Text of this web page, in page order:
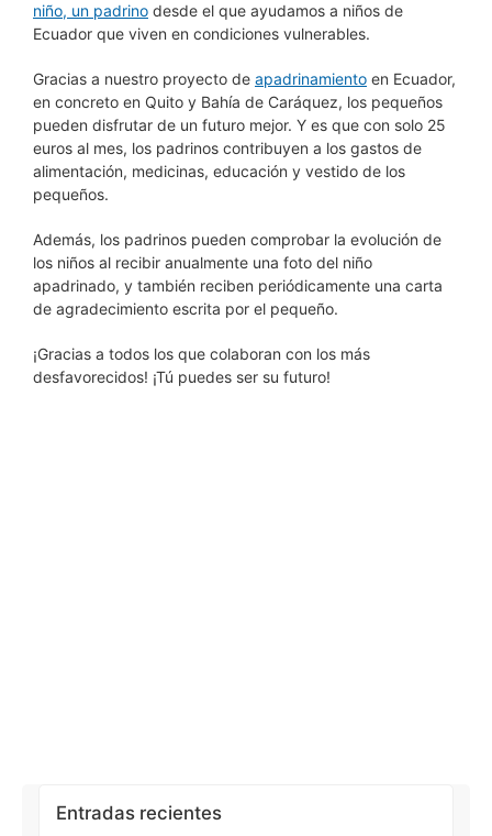
niño, un padrino desde el que ayudamos a niños de
Ecuador que viven en condiciones vulnerables.
Gracias a nuestro proyecto de apadrinamiento en Ecuador,
en concreto en Quito y Bahía de Caráquez, los pequeños
pueden disfrutar de un futuro mejor. Y es que con solo 25
euros al mes, los padrinos contribuyen a los gastos de
alimentación, medicinas, educación y vestido de los
pequeños.
Además, los padrinos pueden comprobar la evolución de
los niños al recibir anualmente una foto del niño
apadrinado, y también reciben periódicamente una carta
de agradecimiento escrita por el pequeño.
¡Gracias a todos los que colaboran con los más
desfavorecidos! ¡Tú puedes ser su futuro!
Entradas recientes